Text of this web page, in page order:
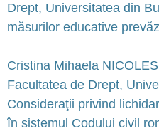
Drept, Universitatea din
măsurilor educative
Cristina Mihaela
Facultatea de Drept,
Consideraţii privind
în sistemul Codului civil